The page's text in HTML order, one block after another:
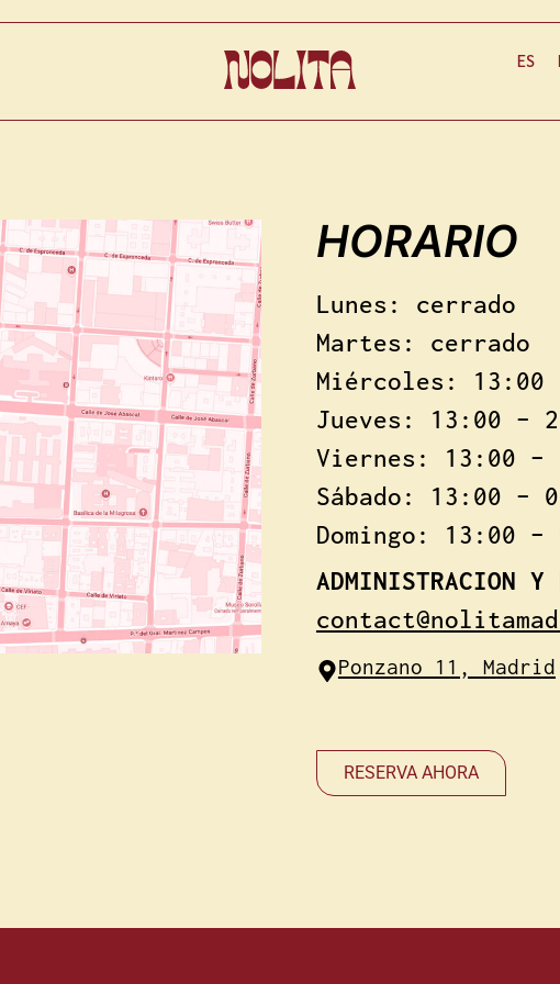
ES
HORARIO
Lunes: cerrado
Martes: cerrado
Miércoles: 13:00
Jueves: 13:00 –
Viernes: 13:00 –
Sábado: 13:00 –
Domingo: 13:00 –
ADMINISTRACION Y
Ponzano 11, Madrid
RESERVA AHORA